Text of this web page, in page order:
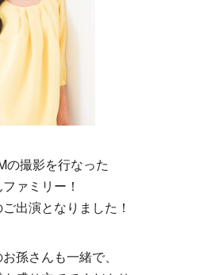
の撮影を行なった
ァミリー！
出演となりました！
孫さんも一緒で、